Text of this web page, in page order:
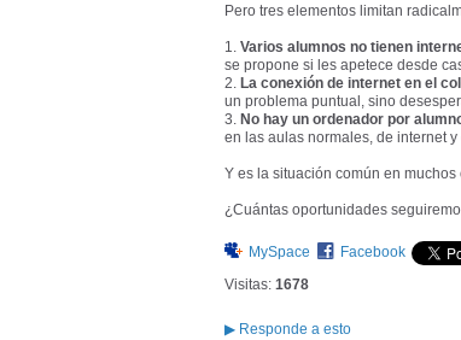
Pero tres elementos limitan
1. Varios alumnos no tienen
se propone si les apetece desde
2. La conexión de internet en el
un problema puntual, sino
3. No hay un ordenador por
en las aulas normales, de internet
Y es la situación común en muchos
¿Cuántas oportunidades
MySpace
Facebook
Visitas: 1678
▶ Responde a esto